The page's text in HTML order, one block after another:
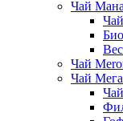
Чай
Чай
Чай